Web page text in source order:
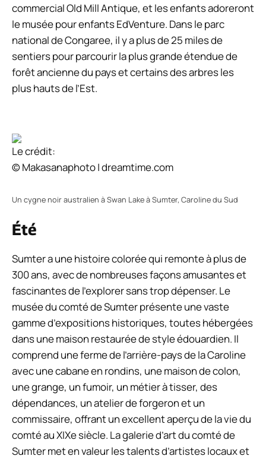
commercial Old Mill Antique, et les enfants adoreront
le musée pour enfants EdVenture. Dans le parc
national de Congaree, il y a plus de 25 miles de
sentiers pour parcourir la plus grande étendue de
forêt ancienne du pays et certains des arbres les
plus hauts de l’Est.
Le crédit:
© Makasanaphoto | dreamtime.com
Un cygne noir australien à Swan Lake à Sumter, Caroline du Sud
Été
Sumter a une histoire colorée qui remonte à plus de
300 ans, avec de nombreuses façons amusantes et
fascinantes de l’explorer sans trop dépenser. Le
musée du comté de Sumter présente une vaste
gamme d’expositions historiques, toutes hébergées
dans une maison restaurée de style édouardien. Il
comprend une ferme de l’arrière-pays de la Caroline
avec une cabane en rondins, une maison de colon,
une grange, un fumoir, un métier à tisser, des
dépendances, un atelier de forgeron et un
commissaire, offrant un excellent aperçu de la vie du
comté au XIXe siècle. La galerie d’art du comté de
Sumter met en valeur les talents d’artistes locaux et